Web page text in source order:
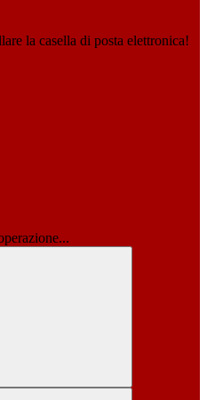
la casella di posta elettronica!